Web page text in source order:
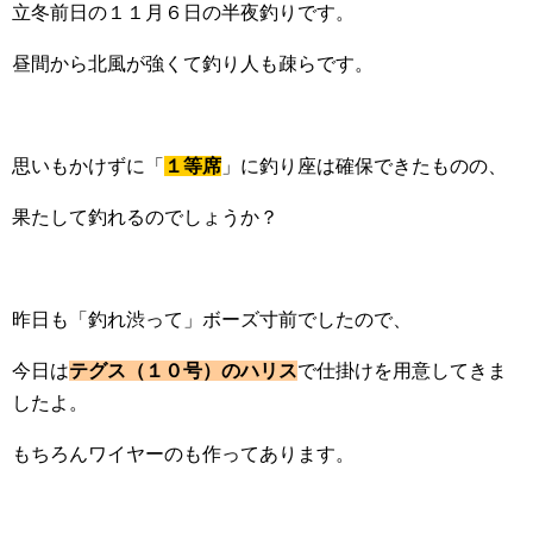
立冬前日の１１月６日の半夜釣りです。
昼間から北風が強くて釣り人も疎らです。
思いもかけずに「 １等席 」に釣り座は確保できたものの、
果たして釣れるのでしょうか？
昨日も「釣れ渋って」ボーズ寸前でしたので、
今日はテグス（１０号）のハリスで仕掛けを用意してきま
したよ。
もちろんワイヤーのも作ってあります。